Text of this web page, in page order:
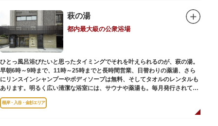
もの。「ル・コルビュジエの建築作品－近代建築運動への顕著な貢献－」の
構成資産の一つとして東京初の世界文化遺産に登録されています。前庭にも
ロダンの彫刻が展示されており、散策しながら美術鑑賞を楽しめるのも魅力
のひとつ。 ボランティア・スタッフと一緒に鑑賞する「美術トーク」や、解
説を聞きながら本館や前庭を一緒に歩く「建築ツアー」など、初めての来館
でも気軽に楽しめるプログラムも用意されています。
萩の湯
都内最大級の公衆浴場
ひとっ風呂浴びたいと思ったタイミングでそれを叶えられるのが、萩の湯。
早朝6時～9時まで、11時～25時までと長時間営業、日替わりの薬湯、さら
にリンスインシャンプーやボディソープは無料、そしてタオルのレンタルも
あります。明るく広い清潔な浴室には、サウナや薬湯も。毎月発行されてい
る萩の湯だよりで薬湯の予定を確認すれば、お好みの薬湯を楽しめます。
また併設されたレストラン、食事処こもれびではおいしい食事だけでなく、
根岸・入谷・金杉エリア